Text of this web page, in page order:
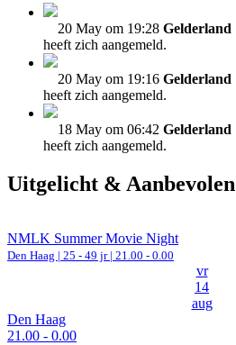
20 May om 19:28 Gelderland
heeft zich aangemeld.
20 May om 19:16 Gelderland
heeft zich aangemeld.
18 May om 06:42 Gelderland
heeft zich aangemeld.
Uitgelicht & Aanbevolen
NMLK Summer Movie Night
Den Haag | 25 - 49 jr | 21.00 - 0.00
vr
14
aug
Den Haag
21.00 - 0.00